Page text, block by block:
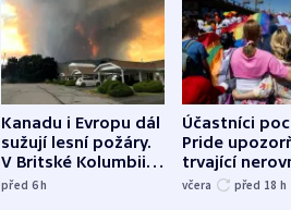
Kanadu i Evropu dál
sužují lesní požáry.
V Britské Kolumbii
evakuovali tisíce lidí
před 6h
Účastníci
Pride
trvající
včera před 18 h